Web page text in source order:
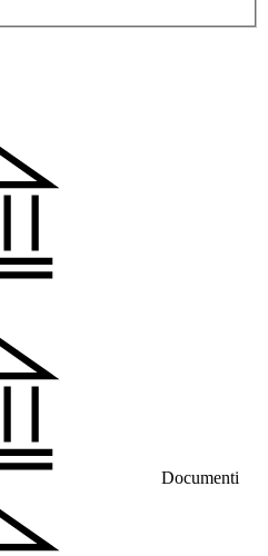
Documenti